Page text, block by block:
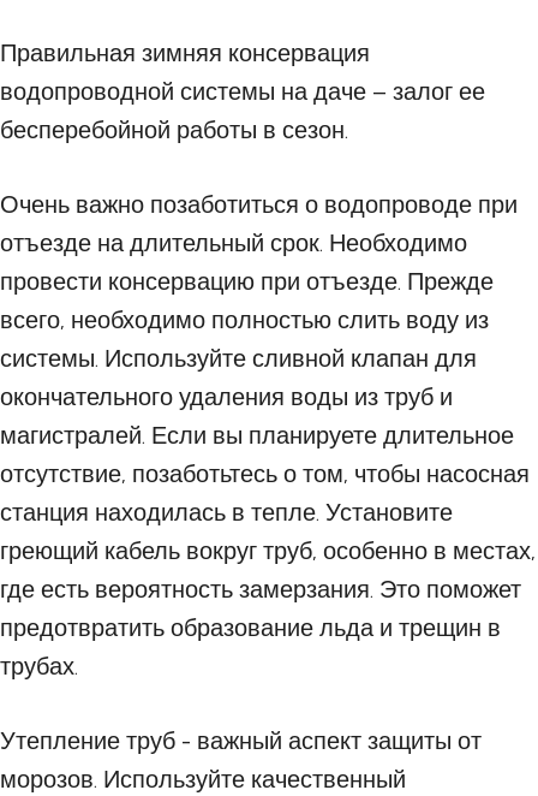
Правильная зимняя консервация
водопроводной системы на даче – залог ее
бесперебойной работы в сезон.
Очень важно позаботиться о водопроводе при
отъезде на длительный срок. Необходимо
провести консервацию при отъезде. Прежде
всего, необходимо полностью слить воду из
системы. Используйте сливной клапан для
окончательного удаления воды из труб и
магистралей. Если вы планируете длительное
отсутствие, позаботьтесь о том, чтобы насосная
станция находилась в тепле. Установите
греющий кабель вокруг труб, особенно в местах,
где есть вероятность замерзания. Это поможет
предотвратить образование льда и трещин в
трубах.
Утепление труб - важный аспект защиты от
морозов. Используйте качественный